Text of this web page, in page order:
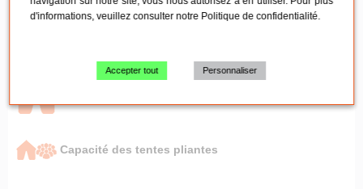
Capacité des tentes pliantes
d'informations, veuillez consulter notre Politique de confidentialité.
Accepter tout Personnaliser